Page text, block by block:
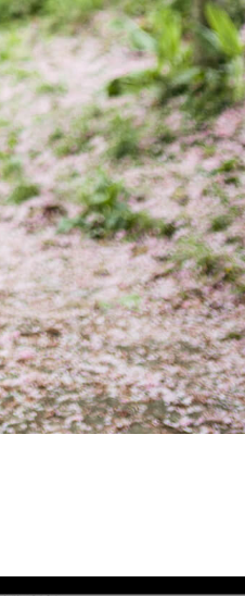
Δεδομένα Εκπαίδευσης AI